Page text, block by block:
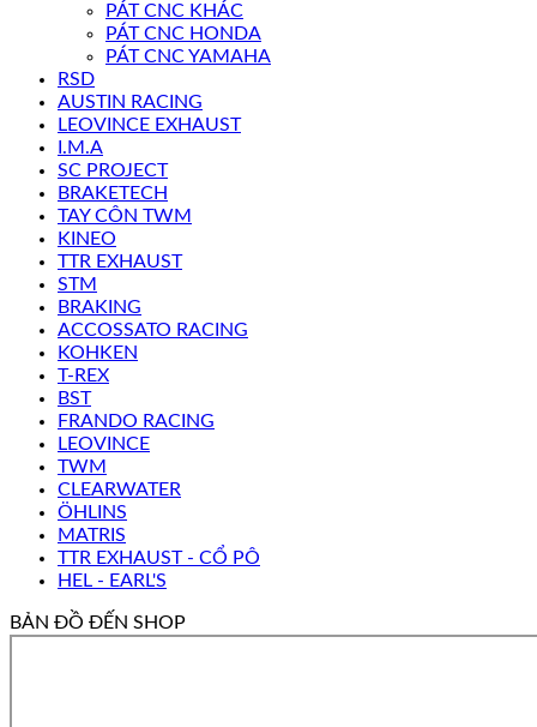
PÁT CNC KHÁC
PÁT CNC HONDA
PÁT CNC YAMAHA
RSD
AUSTIN RACING
LEOVINCE EXHAUST
I.M.A
SC PROJECT
BRAKETECH
TAY CÔN TWM
KINEO
TTR EXHAUST
STM
BRAKING
ACCOSSATO RACING
KOHKEN
T-REX
BST
FRANDO RACING
LEOVINCE
TWM
CLEARWATER
ÖHLINS
MATRIS
TTR EXHAUST - CỔ PÔ
HEL - EARL'S
BẢN ĐỒ ĐẾN SHOP